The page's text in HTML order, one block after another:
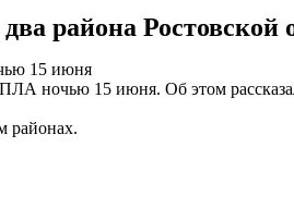
района Ростовской
15 июня
ночью 15 июня. Об этом
районах.